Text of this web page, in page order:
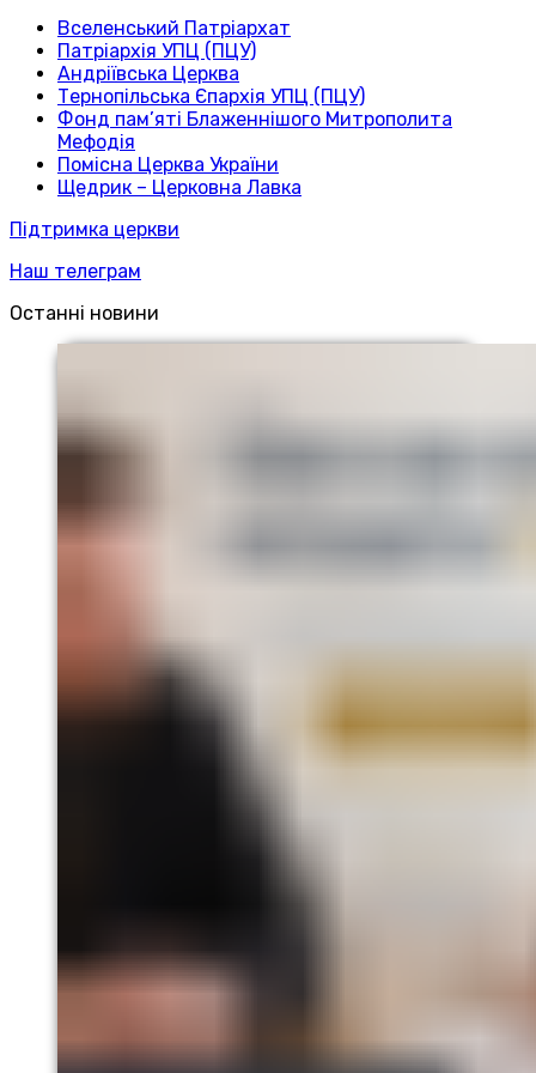
Вселенський Патріархат
Патріархія УПЦ (ПЦУ)
Андріївська Церква
Тернопільська Єпархія УПЦ (ПЦУ)
Фонд пам’яті Блаженнішого Митрополита
Мефодія
Помісна Церква України
Щедрик – Церковна Лавка
Підтримка церкви
Наш телеграм
Останні новини